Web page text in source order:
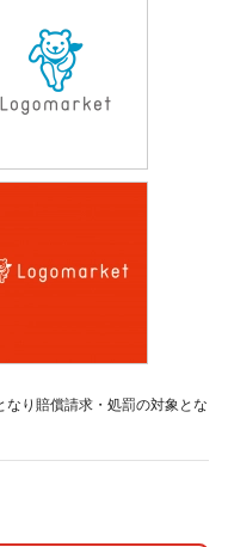
り賠償請求・処罰の対象とな